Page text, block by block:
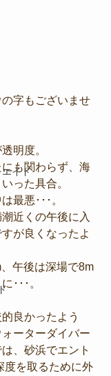
エイド
字もございませ
明度。
も関わらず、海
った具合。
最悪･･･。
近くの午後に入
が良くなったよ
午後は深場で8m
･･･。
良かったよう
ーターダイバー
、砂浜でエント
度を取るために外